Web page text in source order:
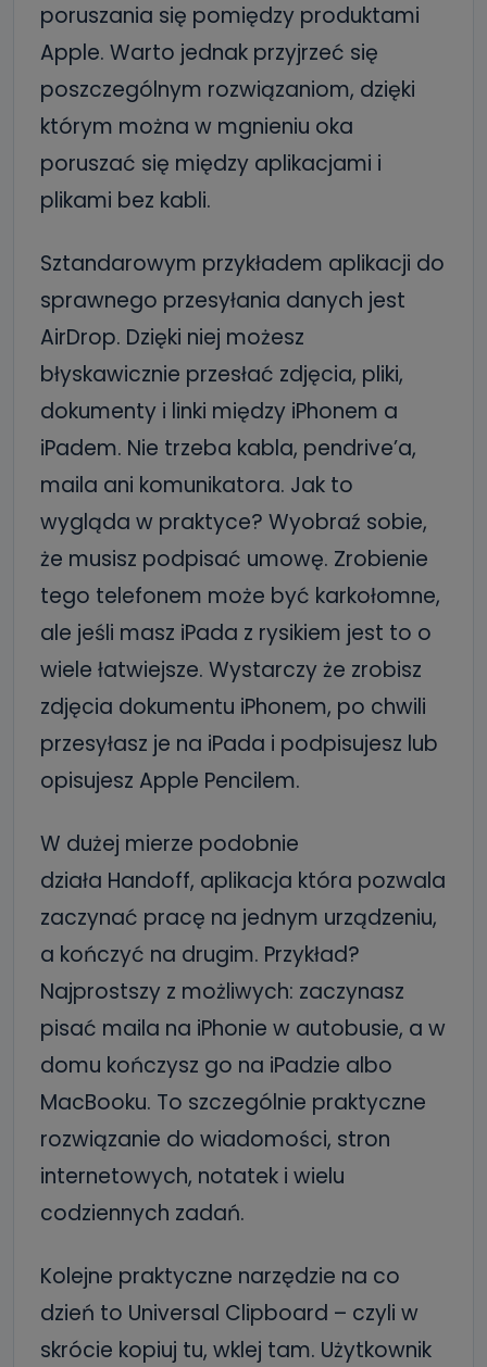
poruszania się pomiędzy produktami
Apple. Warto jednak przyjrzeć się
poszczególnym rozwiązaniom, dzięki
którym można w mgnieniu oka
poruszać się między aplikacjami i
plikami bez kabli.
Sztandarowym przykładem aplikacji do
sprawnego przesyłania danych jest
AirDrop. Dzięki niej możesz
błyskawicznie przesłać zdjęcia, pliki,
dokumenty i linki między iPhonem a
iPadem. Nie trzeba kabla, pendrive’a,
maila ani komunikatora. Jak to
wygląda w praktyce? Wyobraź sobie,
że musisz podpisać umowę. Zrobienie
tego telefonem może być karkołomne,
ale jeśli masz iPada z rysikiem jest to o
wiele łatwiejsze. Wystarczy że zrobisz
zdjęcia dokumentu iPhonem, po chwili
przesyłasz je na iPada i podpisujesz lub
opisujesz Apple Pencilem.
W dużej mierze podobnie
działa Handoff, aplikacja która pozwala
zaczynać pracę na jednym urządzeniu,
a kończyć na drugim. Przykład?
Najprostszy z możliwych: zaczynasz
pisać maila na iPhonie w autobusie, a w
domu kończysz go na iPadzie albo
MacBooku. To szczególnie praktyczne
rozwiązanie do wiadomości, stron
internetowych, notatek i wielu
codziennych zadań.
Kolejne praktyczne narzędzie na co
dzień to Universal Clipboard – czyli w
skrócie kopiuj tu, wklej tam. Użytkownik